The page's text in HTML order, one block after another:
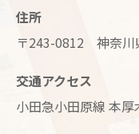
住所
〒243-0812 神奈川
交通アクセス
小田急小田原線 本